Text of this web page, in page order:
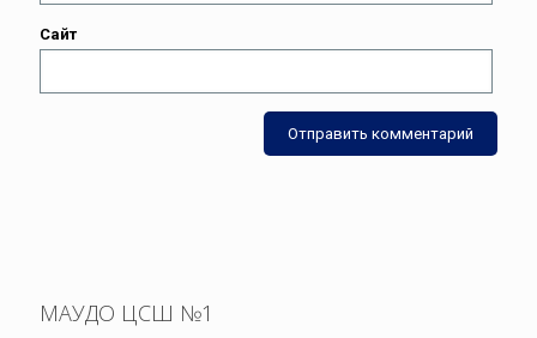
Сайт
МАУДО ЦСШ №1